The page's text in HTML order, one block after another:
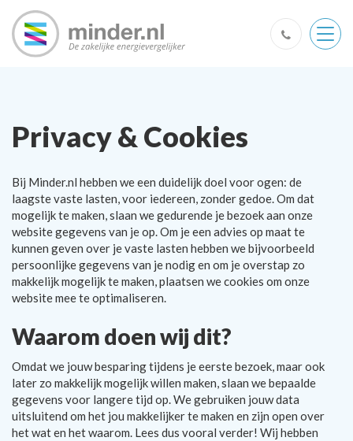
Privacy & Cookies
Bij Minder.nl hebben we een duidelijk doel voor ogen: de
laagste vaste lasten, voor iedereen, zonder gedoe. Om dat
mogelijk te maken, slaan we gedurende je bezoek aan onze
website gegevens van je op. Om je een advies op maat te
kunnen geven over je vaste lasten hebben we bijvoorbeeld
persoonlijke gegevens van je nodig en om je overstap zo
makkelijk mogelijk te maken, plaatsen we cookies om onze
website mee te optimaliseren.
Waarom doen wij dit?
Omdat we jouw besparing tijdens je eerste bezoek, maar ook
later zo makkelijk mogelijk willen maken, slaan we bepaalde
gegevens voor langere tijd op. We gebruiken jouw data
uitsluitend om het jou makkelijker te maken en zijn open over
het wat en het waarom. Lees dus vooral verder! Wij hebben